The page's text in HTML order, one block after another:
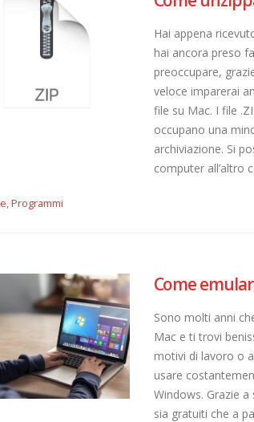
Hai appena
hai ancora preso
preoccupare,
veloce imparerai
file su Mac. I file
occupano una
archiviazione. Si
computer all’altro
,Programmi
Come
Sono molti anni
Mac e ti trovi
motivi di lavoro o
usare
Windows. Grazie
sia gratuiti che a